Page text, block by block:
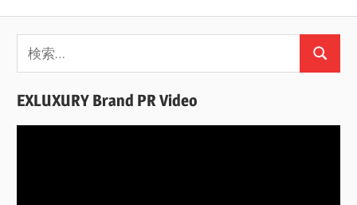
索:
検
EXLUXURY Brand PR Video